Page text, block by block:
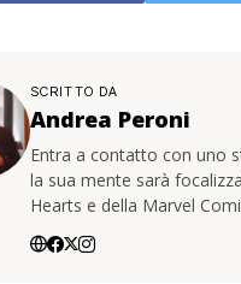
SCRITTO DA
Andrea Peroni
Entra a contatto con uno
la sua mente sarà
Hearts e della Marvel